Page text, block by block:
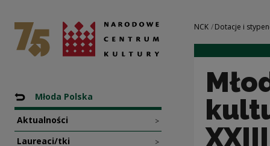
Młode talenty
Narodowe Centrum Kultury
Nawigacja
Powrót do: Programy
Młoda Polska
Aktualności >
Laureaci/tki >
Nawigacja
NCK Dotacje i